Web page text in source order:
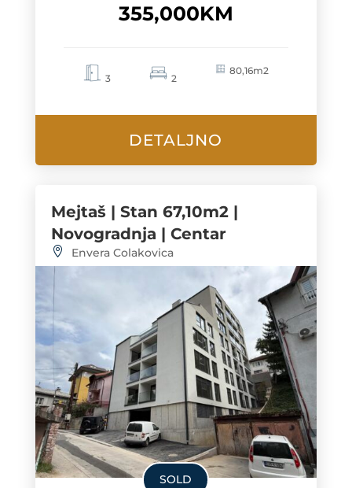
355,000KM
3 2
80,16m2
DETALJNO
Mejtaš | Stan 67,10m2 |
Novogradnja | Centar
Envera Colakovica
SOLD